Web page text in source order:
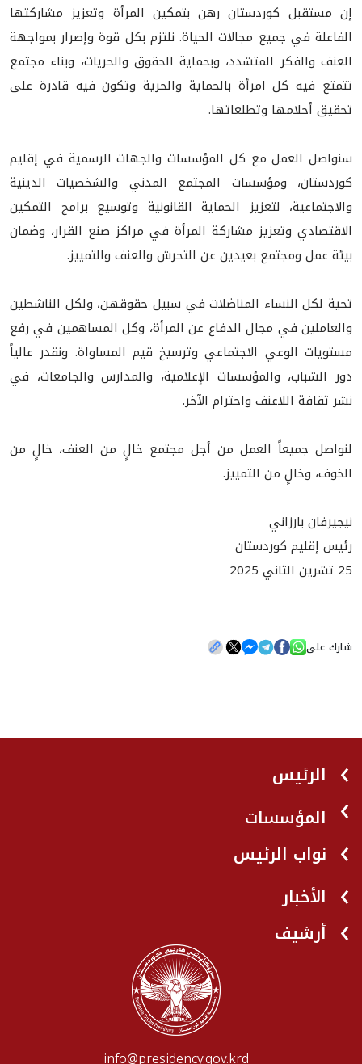
إن مستقبل كوردستان رهن بتمكين المرأة وتعزيز مشاركتها
الفاعلة في جميع مجالات الحياة. نلتزم بكل قوة وإصرار بمواجهة
العنف والفكر المتشدد، وبحماية الحقوق والحريات، وبناء مجتمع
تتمتع فيه كل امرأة بالحماية والحرية وتكون فيه قادرة على
تحقيق أحلامها وتطلعاتها.
سنواصل العمل مع كل المؤسسات والجهات الرسمية في إقليم
كوردستان، ومؤسسات المجتمع المدني والشخصيات الدينية
والاجتماعية، لتعزيز الحماية القانونية وتوسيع برامج التمكين
الاقتصادي وتعزيز مشاركة المرأة في مراكز صنع القرار، وضمان
بيئة عمل ومجتمع بعيدين عن التحرش والعنف والتمييز.
تحية لكل النساء المناضلات في سبيل حقوقهن، ولكل الناشطين
والعاملين في مجال الدفاع عن المرأة، وكل المساهمين في رفع
مستويات الوعي الاجتماعي وترسيخ قيم المساواة. ونقدر عالياً
دور الشباب، والمؤسسات الإعلامية، والمدارس والجامعات، في
نشر ثقافة اللاعنف واحترام الآخر.
لنواصل جميعاً العمل من أجل مجتمع خالٍ من العنف، خالٍ من
الخوف، وخالٍ من التمييز.
نيجيرفان بارزاني
رئيس إقليم كوردستان
25 تشرين الثاني 2025
شارك على
الرئيس
المؤسسات
نواب الرئيس
الأخبار
أرشيف
info@presidency.gov.krd